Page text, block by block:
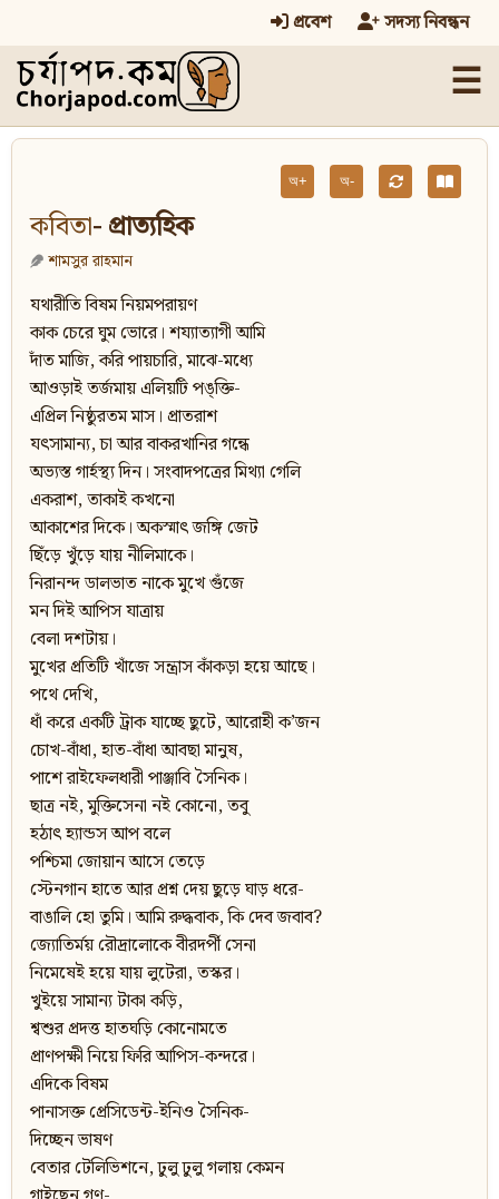
প্রবেশ সদস্য নিবন্ধন
☰
অ+ অ-
কবিতা- প্রাত্যহিক
শামসুর রাহমান
যথারীতি বিষম নিয়মপরায়ণ
কাক চেরে ঘুম ভোরে। শয্যাত্যাগী আমি
দাঁত মাজি, করি পায়চারি, মাঝে-মধ্যে
আওড়াই তর্জমায় এলিয়টি পঙ্‌ক্তি-
এপ্রিল নিষ্ঠুরতম মাস। প্রাতরাশ
যৎসামান্য, চা আর বাকরখানির গন্ধে
অভ্যস্ত গার্হস্থ্য দিন। সংবাদপত্রের মিথ্যা গেলি
একরাশ, তাকাই কখনো
আকাশের দিকে। অকস্মাৎ জঙ্গি জেট
ছিঁড়ে খুঁড়ে যায় নীলিমাকে।
নিরানন্দ ডালভাত নাকে মুখে গুঁজে
মন দিই আপিস যাত্রায়
বেলা দশটায়।
মুখের প্রতিটি খাঁজে সন্ত্রাস কাঁকড়া হয়ে আছে।
পথে দেখি,
ধাঁ করে একটি ট্রাক যাচ্ছে ছুটে, আরোহী ক’জন
চোখ-বাঁধা, হাত-বাঁধা আবছা মানুষ,
পাশে রাইফেলধারী পাঞ্জাবি সৈনিক।
ছাত্র নই, মুক্তিসেনা নই কোনো, তবু
হঠাৎ হ্যান্ডস আপ বলে
পশ্চিমা জোয়ান আসে তেড়ে
স্টেনগান হাতে আর প্রশ্ন দেয় ছুড়ে ঘাড় ধরে-
বাঙালি হো তুমি। আমি রুদ্ধবাক, কি দেব জবাব?
জ্যোতির্ময় রৌদ্রালোকে বীরদর্পী সেনা
নিমেষেই হয়ে যায় লুটেরা, তস্কর।
খুইয়ে সামান্য টাকা কড়ি,
শ্বশুর প্রদত্ত হাতঘড়ি কোনোমতে
প্রাণপক্ষী নিয়ে ফিরি আপিস-কন্দরে।
এদিকে বিষম
পানাসক্ত প্রেসিডেন্ট-ইনিও সৈনিক-
দিচ্ছেন ভাষণ
বেতার টেলিভিশনে, ঢুলু ঢুলু গলায় কেমন